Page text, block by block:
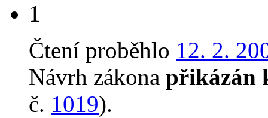
1
Čtení proběhlo 12. 2.
Návrh zákona přikázán
č. 1019).